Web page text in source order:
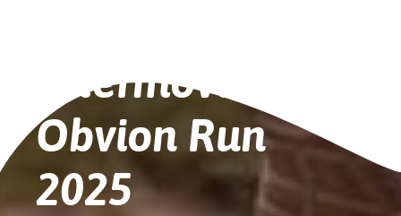
Aftermovie
Obvion Run
2025